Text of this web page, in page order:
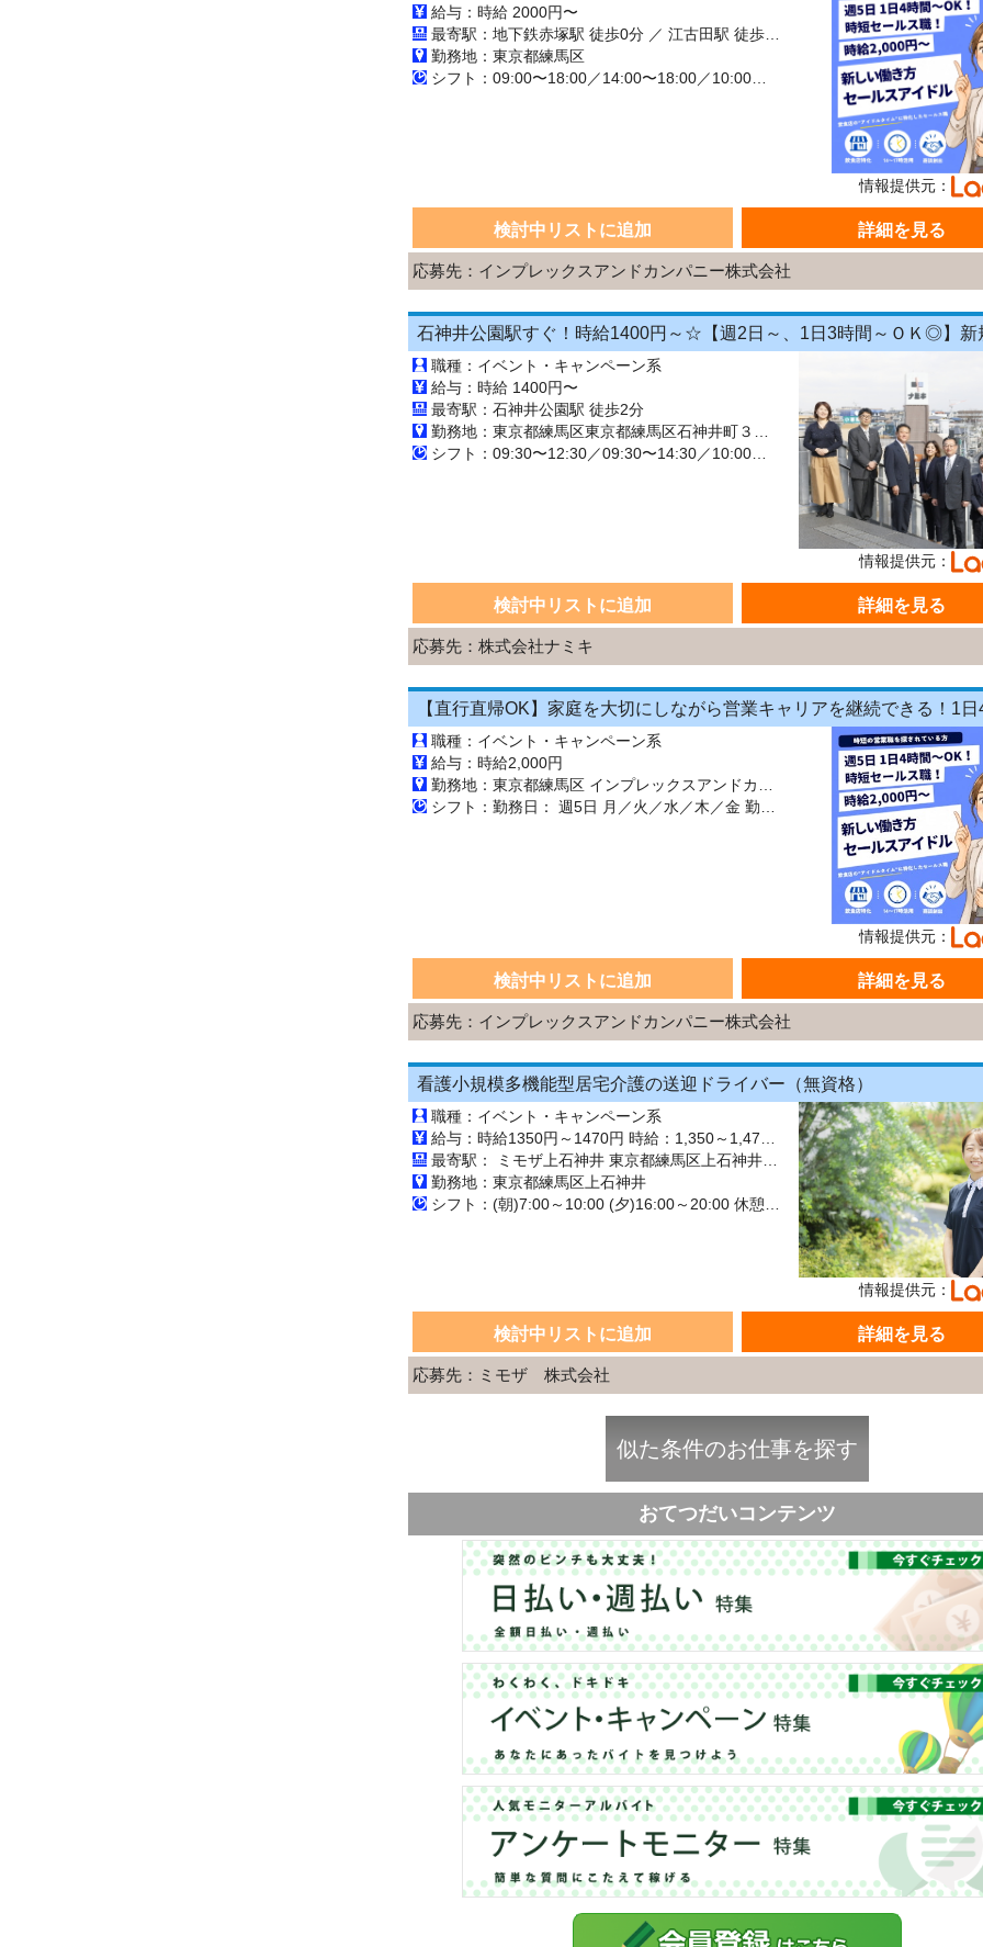
給与：時給 2000円〜
勤務地：東京都練馬区
情報提供元：
検討中リストに追加 詳細を見る
応募先：インプレックスアンドカンパニー株式会社
職種：イベント・キャンペーン系
給与：時給 1400円〜
最寄駅：石神井公園駅 徒歩2分
情報提供元：
検討中リストに追加 詳細を見る
応募先：株式会社ナミキ
職種：イベント・キャンペーン系
給与：時給2,000円
情報提供元：
検討中リストに追加 詳細を見る
応募先：インプレックスアンドカンパニー株式会社
看護小規模多機能型居宅介護の送迎ドライバー（無資格）
職種：イベント・キャンペーン系
給与：時給1350円～1470円 時給：1,350～1,470円 ※資格による 無資格：1,350円～ 介護資格をお持ちの方は時給UP！ 介護福祉士：1,470円～ 実務者研修：1,410円～ 初任者研修：1,380円～ 処遇改善手当：95円 職務給：75円 [別途] ・残業代：全額支給 ・賞与：年2回 ※業績により変動あり
最寄駅： ミモザ上石神井 東京都練馬区上石神井3-28-2 西武新宿線「上石神井駅」北口より、徒歩約8分
勤務地：東京都練馬区上石神井
シフト：(朝)7:00～10:00 (夕)16:00～20:00 休憩0分 実働週40時間以内・変形労働制 ※施設により15分～30分程度差がある場合あり ※WワークOK、他社と弊社の勤務時間が合わせて週40時間以内になる方
情報提供元：
検討中リストに追加 詳細を見る
応募先：ミモザ 株式会社
似た条件のお仕事を探す
おてつだいコンテンツ